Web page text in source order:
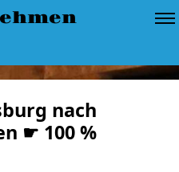
nach
☛ 100 %